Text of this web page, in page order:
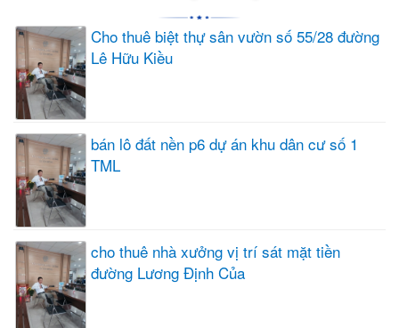
Cho thuê biệt thự sân vườn số 55/28 đường
Lê Hữu Kiều
bán lô đất nền p6 dự án khu dân cư số 1
TML
cho thuê nhà xưởng vị trí sát mặt tiền
đường Lương Định Của